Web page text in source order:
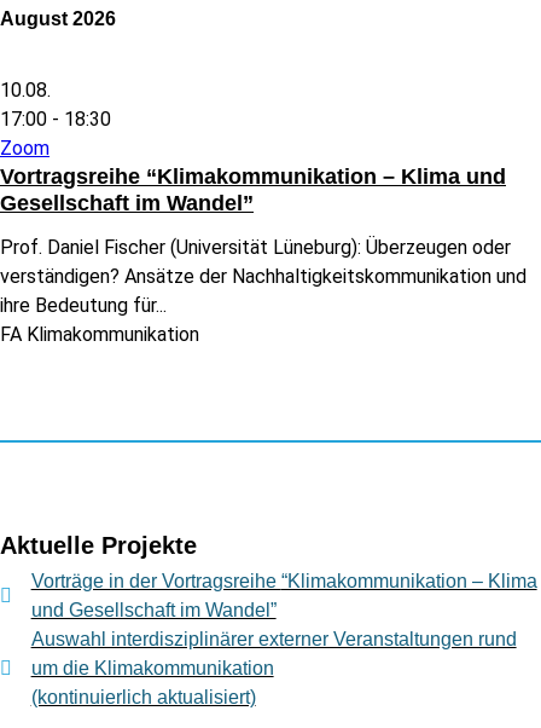
August 2026
10.08.
17:00 - 18:30
Zoom
Vortragsreihe “Klimakommunikation – Klima und
Gesellschaft im Wandel”
Prof. Daniel Fischer (Universität Lüneburg): Überzeugen oder
verständigen? Ansätze der Nachhaltigkeitskommunikation und
ihre Bedeutung für...
FA Klimakommunikation
Aktuelle Projekte
Vorträge in der Vortragsreihe “Klimakommunikation – Klima
und Gesellschaft im Wandel”
Auswahl interdisziplinärer externer Veranstaltungen rund
um die Klimakommunikation
(kontinuierlich aktualisiert)